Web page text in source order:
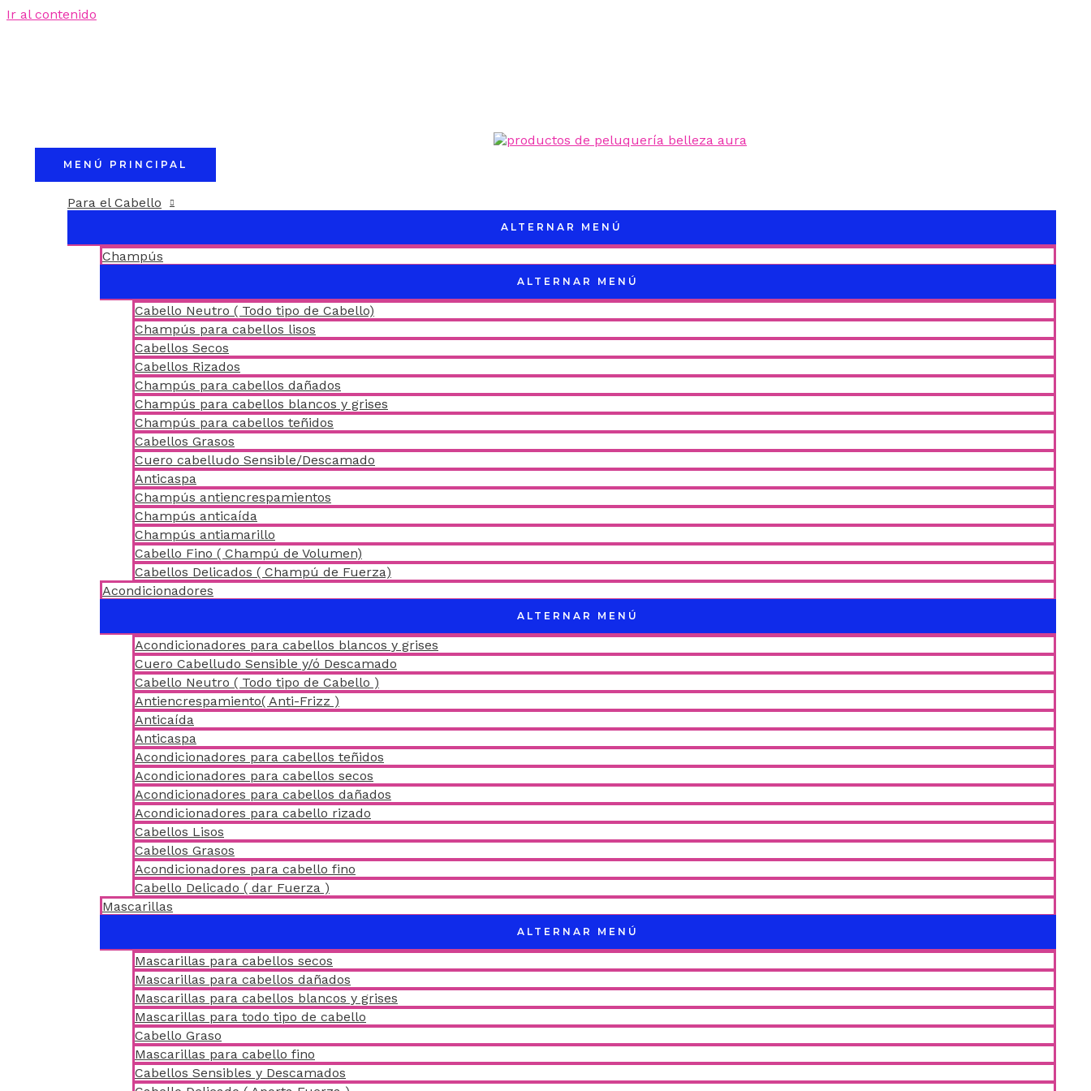
Ir al contenido
MENÚ PRINCIPAL
Para el Cabello
ALTERNAR MENÚ
Champús
ALTERNAR MENÚ
Cabello Neutro ( Todo tipo de Cabello)
Champús para cabellos lisos
Cabellos Secos
Cabellos Rizados
Champús para cabellos dañados
Champús para cabellos blancos y grises
Champús para cabellos teñidos
Cabellos Grasos
Cuero cabelludo Sensible/Descamado
Anticaspa
Champús antiencrespamientos
Champús anticaída
Champús antiamarillo
Cabello Fino ( Champú de Volumen)
Cabellos Delicados ( Champú de Fuerza)
Acondicionadores
ALTERNAR MENÚ
Acondicionadores para cabellos blancos y grises
Cuero Cabelludo Sensible y/ó Descamado
Cabello Neutro ( Todo tipo de Cabello )
Antiencrespamiento( Anti-Frizz )
Anticaída
Anticaspa
Acondicionadores para cabellos teñidos
Acondicionadores para cabellos secos
Acondicionadores para cabellos dañados
Acondicionadores para cabello rizado
Cabellos Lisos
Cabellos Grasos
Acondicionadores para cabello fino
Cabello Delicado ( dar Fuerza )
Mascarillas
ALTERNAR MENÚ
Mascarillas para cabellos secos
Mascarillas para cabellos dañados
Mascarillas para cabellos blancos y grises
Mascarillas para todo tipo de cabello
Cabello Graso
Mascarillas para cabello fino
Cabellos Sensibles y Descamados